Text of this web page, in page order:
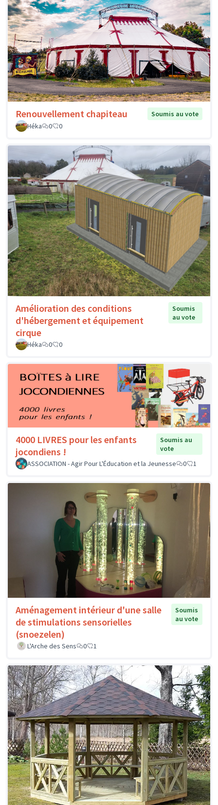
Renouvellement chapiteau
Soumis au vote
Héka
0 0
Amélioration des conditions
d'hébergement et équipement
cirque
Soumis
au vote
Héka 0 0
4000 LIVRES pour les enfants
jocondiens !
Soumis au
vote
ASSOCIATION - Agir Pour L'Éducation et la Jeunesse
0 1
Aménagement intérieur d'une salle
de stimulations sensorielles
(snoezelen)
Soumis
au vote
L'Arche des Sens 0 1